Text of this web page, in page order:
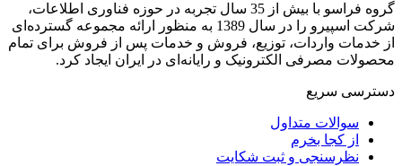
گروه فراسو با بیش از 35 سال تجربه در حوزه فناوری اطلاعات،
شرکت اسپیرو را در سال 1389 به منظور ارائه مجموعه گسترده‌ای
از خدمات واردات، توزیع، فروش و خدمات پس از فروش برای تمام
محصولات مصرفی الکترونیک و رایانه‌ای در ایران ایجاد کرد.
دسترسی‌ سریع
سوالات متداول
از کجا بخرم
نظرسنجی و ثبت شکایت